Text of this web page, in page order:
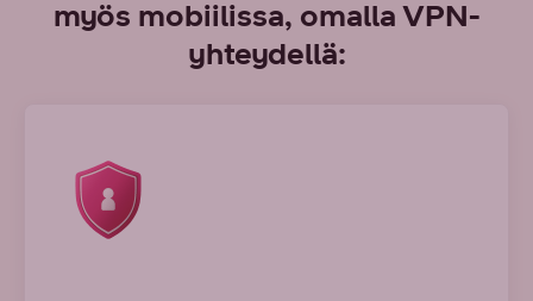
myös mobiilissa, omalla VPN-
yhteydellä: